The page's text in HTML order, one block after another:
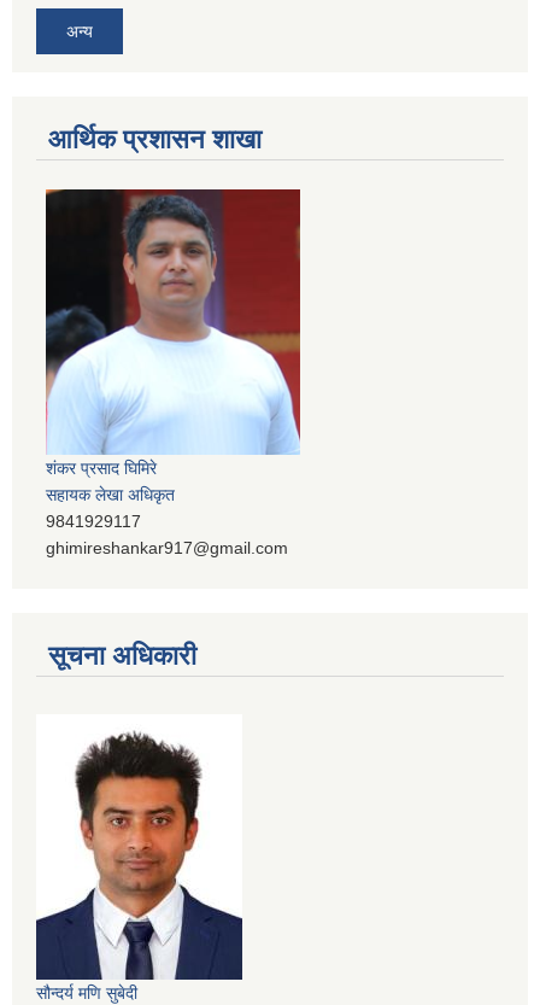
अन्य
आर्थिक प्रशासन शाखा
शंकर प्रसाद घिमिरे
सहायक लेखा अधिकृत
9841929117
ghimireshankar917@gmail.com
सूचना अधिकारी
सौन्दर्य मणि सुबेदी